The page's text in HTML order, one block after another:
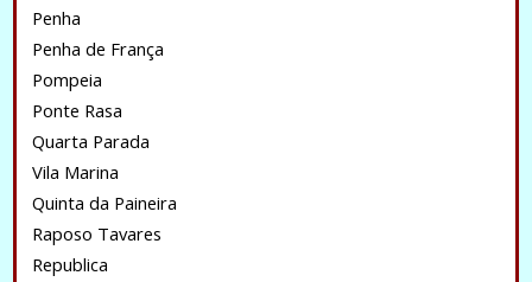
Penha
Penha de França
Pompeia
Ponte Rasa
Quarta Parada
Vila Marina
Quinta da Paineira
Raposo Tavares
Republica